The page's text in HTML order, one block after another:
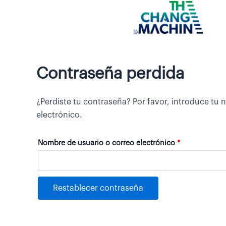
Contraseña perdida
¿Perdiste tu contraseña? Por favor, introduce tu
electrónico.
Nombre de usuario o correo electrónico *
Obligatorio
Restablecer contraseña